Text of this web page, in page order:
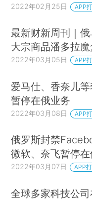
2022年02月25日 APP
最新财新周刊｜
大宗商品潘多拉魔
2022年03月05日 APP
爱马仕、香奈儿
暂停在俄业务
2022年03月08日 APP
俄罗斯封禁
微软、奈飞暂停
2022年03月07日 APP
全球多家科技公